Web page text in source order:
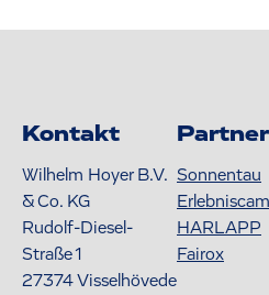
Kontakt
Wilhelm Hoyer B.V.
& Co. KG
Rudolf-Diesel-
Straße 1
27374Visselhövede
Partner
Sonnentau
HARLAPP
Fairox